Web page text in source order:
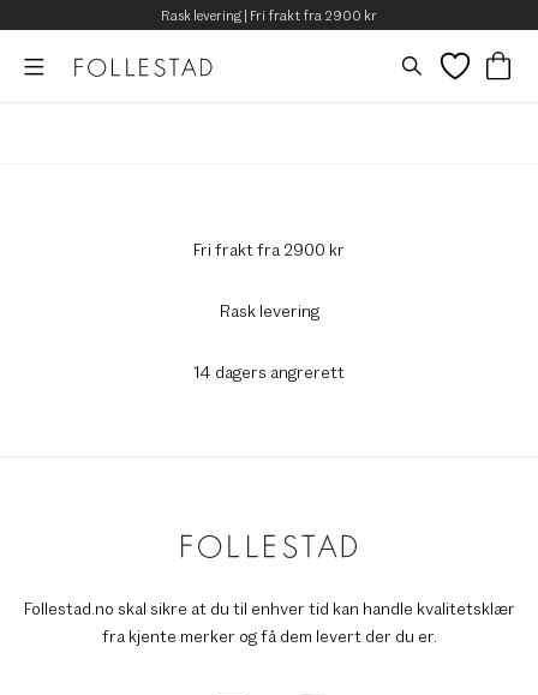
Rask levering | Fri frakt fra 2900 kr
Fri frakt fra 2900 kr
Rask levering
14 dagers angrerett
Follestad.no skal sikre at du til enhver tid kan handle kvalitetsklær
fra kjente merker og få dem levert der du er.